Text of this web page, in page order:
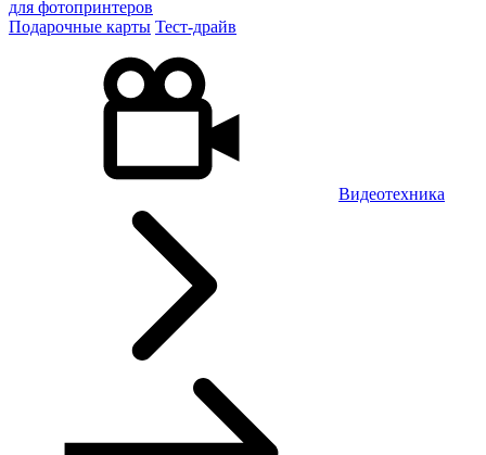
для фотопринтеров
Подарочные карты Тест-драйв
Видеотехника